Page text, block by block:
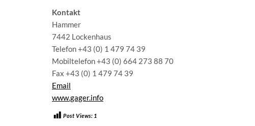
Kontakt
Hammer
7442 Lockenhaus
Telefon +43 (0) 1 479 74 39
Mobiltelefon +43 (0) 664 273 88 70
Fax +43 (0) 1 479 74 39
Email
www.gager.info
Post Views: 1